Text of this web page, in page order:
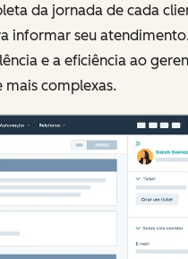
da jornada de cada
informar seu
e a eficiência ao
mais complexas.